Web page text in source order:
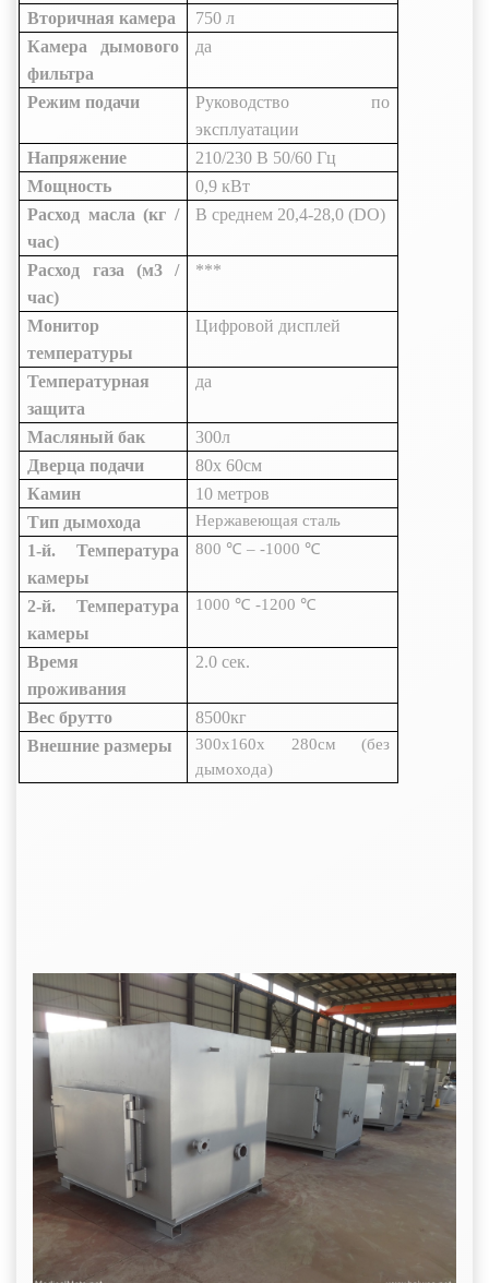
Вторичная камера
750 л
Камера дымового
фильтра
да
Режим подачи
Руководство по
эксплуатации
Напряжение
210/230 В 50/60 Гц
Мощность
0,9 кВт
Расход масла (кг /
час)
В среднем 20,4-28,0 (DO)
Расход газа (м3 /
час)
***
Монитор
температуры
Цифровой дисплей
Температурная
защита
да
Масляный бак
300л
Дверца подачи
80x 60см
Камин
10 метров
Тип дымохода
Нержавеющая сталь
1-й. Температура
камеры
800 ℃ – -1000 ℃
2-й. Температура
камеры
1000 ℃ -1200 ℃
Время
проживания
2.0 сек.
Вес брутто
8500кг
Внешние размеры
300x160x 280см
(без
дымохода)